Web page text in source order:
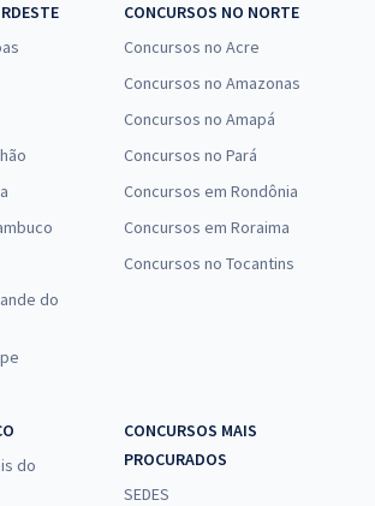
do
CONCURSOS NO NORTE
Concursos no Acre
Concursos no Amazonas
Concursos no Amapá
Concursos no Pará
Concursos em Rondônia
Concursos em Roraima
Concursos no Tocantins
do
CONCURSOS MAIS
PROCURADOS
SEDES